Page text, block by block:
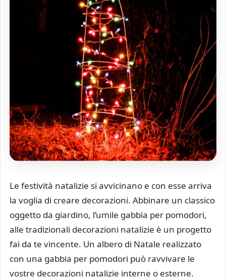
Le festività natalizie si avvicinano e con esse arriva
la voglia di creare decorazioni. Abbinare un classico
oggetto da giardino, l’umile gabbia per pomodori,
alle tradizionali decorazioni natalizie è un progetto
fai da te vincente. Un albero di Natale realizzato
con una gabbia per pomodori può ravvivare le
vostre decorazioni natalizie interne o esterne.